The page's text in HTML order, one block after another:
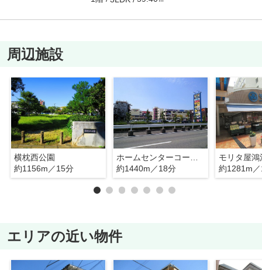
周辺施設
横枕西公園
約1156m／15分
約1440m／18分
モリタ屋鴻
約1281m
エリアの近い物件